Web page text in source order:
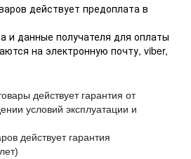
действует предоплата в
и данные получателя для оплаты
на электронную почту, viber,
действует гарантия от
условий эксплуатации и
действует гарантия